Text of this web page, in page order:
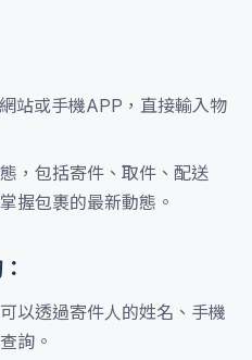
站或手機APP，直接輸入物
，包括寄件、取件、配送
握包裹的最新動態。
以透過寄件人的姓名、手機
詢。